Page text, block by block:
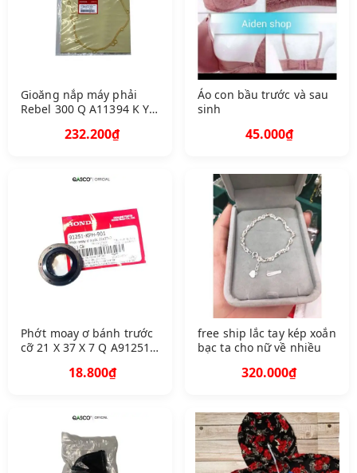
Gioăng nắp máy phải
Rebel 300 Q A11394 K YJ
232.200₫
Áo con bầu trước và sau
sinh
45.000₫
Phớt moay ơ bánh trước
cỡ 21 X 37 X 7 Q A91251
18.800₫
free ship lắc tay kép xoắn
bạc ta cho nữ về nhiều
320.000₫